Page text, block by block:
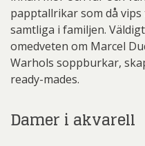
papptallrikar som då
samtliga i familjen.
omedveten om Marcel
Warhols soppburkar,
ready-mades.
Damer i akvarell